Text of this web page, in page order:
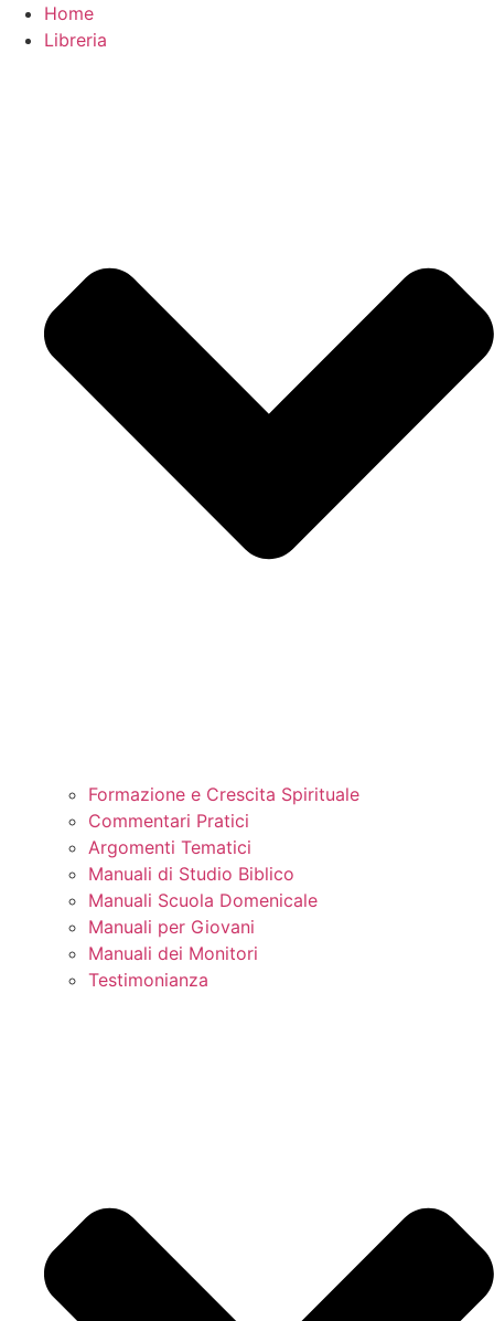
Home
Libreria
Formazione e Crescita Spirituale
Commentari Pratici
Argomenti Tematici
Manuali di Studio Biblico
Manuali Scuola Domenicale
Manuali per Giovani
Manuali dei Monitori
Testimonianza